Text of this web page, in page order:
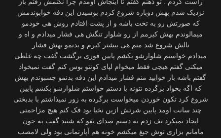
راست کردم . تو ذهنم گفتم تا اینجاش اومدم چرا نکنمش رفتم باز
نزدیک شدم بهش دوباره شروع کردم بوسیدن این دفه خوابوندمش
که صورتش رو به تخت باشه و از پشت افتادم روش هی خودمو
میمالوندم بهش کیرمم از رو شلوار تنگش هی فشار میدادم و اه و
نالش شروع شد منم هی بیشتر کیرم و بدنمو بهش فشار
میدادم.خواستم شلوارشو بکشم پایین فوری برگشت گفت چه غلطی
میکنی گفتم هیچی فقط میخوام لپای کونتو بوس کنم گفت نمیخواد
گفتم باشه باز خوابید منم فشار میدادم این دفه بدنمو چسبوندم بهش
که اگه بخواد برگرده نتونه با دستم خواستم شلوارشو بکشم پایین
شروع کرد تکون خوردن میخواست برگرده به زور نمیذاشتم با بدبختی
چند سانت اومد پایین شرتش ازین نخیا بود فک کنم هیچ مزاحمتی
ایجاد نمیکرد تف زدم به دستم صدای تفو که شنید گفت به جون
مامانم بزاری توش جیغ میکشم خونه هم آپارتمانی بود ولی لامصب